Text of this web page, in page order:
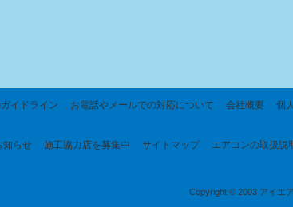
イドライン お電話やメールでの対応について 会社概要 個
知らせ 施工協力店を募集中 サイトマップ エアコンの取扱説
Copyright © 2003 アイエ